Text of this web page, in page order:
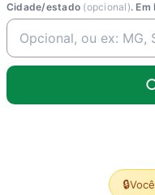
Cidade/estado (opcional).
🔒